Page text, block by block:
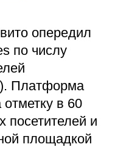
опередил
по числу
Платформа
в 60
посетителей и
площадкой